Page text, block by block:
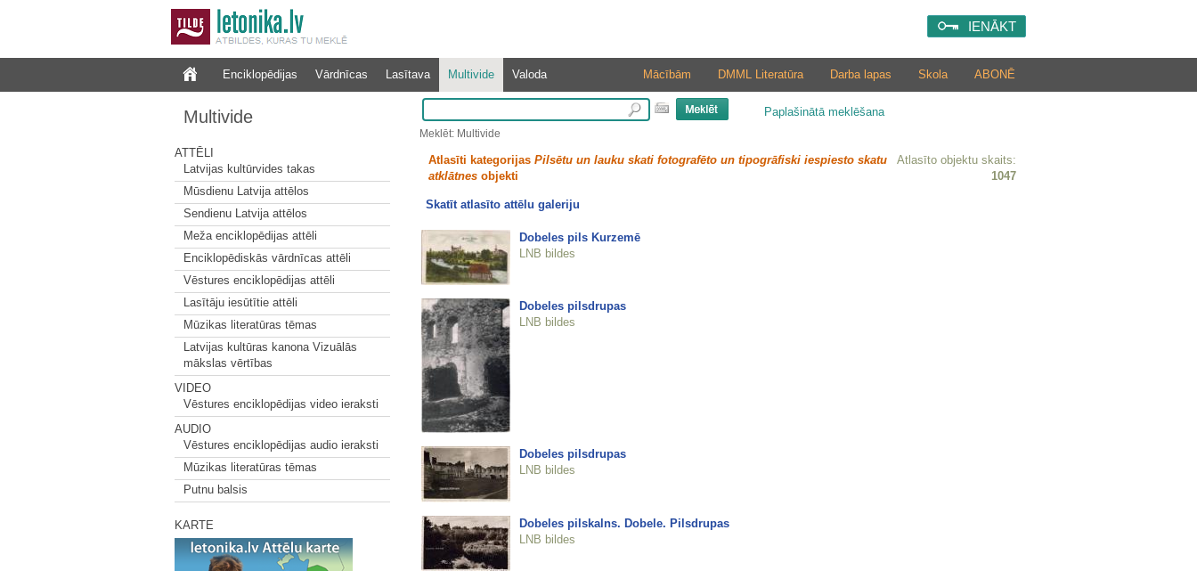
IENĀKT
Enciklopēdijas Vārdnīcas Lasītava Multivide Valoda ABONĒ
Skola
Darba lapas
DMML Literatūra
Mācībām
Multivide
ATTĒLI
Latvijas kultūrvides takas
Mūsdienu Latvija attēlos
Sendienu Latvija attēlos
Meža enciklopēdijas attēli
Enciklopēdiskās vārdnīcas attēli
Vēstures enciklopēdijas attēli
Lasītāju iesūtītie attēli
Mūzikas literatūras tēmas
Latvijas kultūras kanona Vizuālās
mākslas vērtības
VIDEO
Vēstures enciklopēdijas video ieraksti
AUDIO
Vēstures enciklopēdijas audio ieraksti
Mūzikas literatūras tēmas
Putnu balsis
KARTE
Paplašinātā meklēšana
Meklēt: Multivide
Atlasīti kategorijas Pilsētu un lauku skati fotografēto un tipogrāfiski iespiesto skatu
atklātnesobjekti
Atlasīto objektu skaits:
1047
Skatīt atlasīto attēlu galeriju
Dobeles pils Kurzemē
LNB bildes
Dobeles pilsdrupas
LNB bildes
Dobeles pilsdrupas
LNB bildes
Dobeles pilskalns. Dobele. Pilsdrupas
LNB bildes